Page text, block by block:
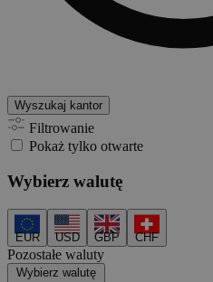
Wyszukaj kantor
Filtrowanie
Pokaż tylko otwarte
Wybierz walutę
EUR USD GBP CHF
Pozostałe waluty
Wybierz walutę